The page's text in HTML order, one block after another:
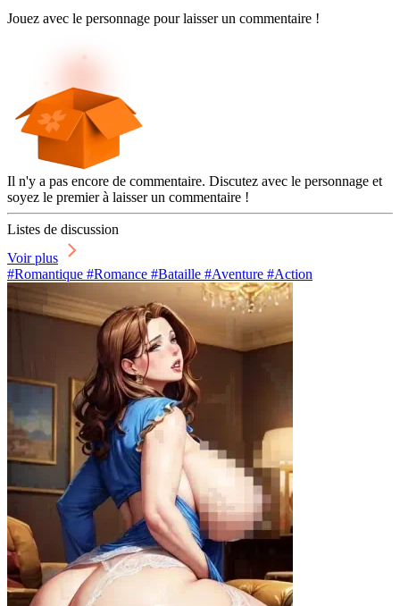
Jouez avec le personnage pour laisser un commentaire !
Il n'y a pas encore de commentaire. Discutez avec le personnage et
soyez le premier à laisser un commentaire !
Listes de discussion
Voir plus
#Romantique #Romance #Bataille #Aventure #Action